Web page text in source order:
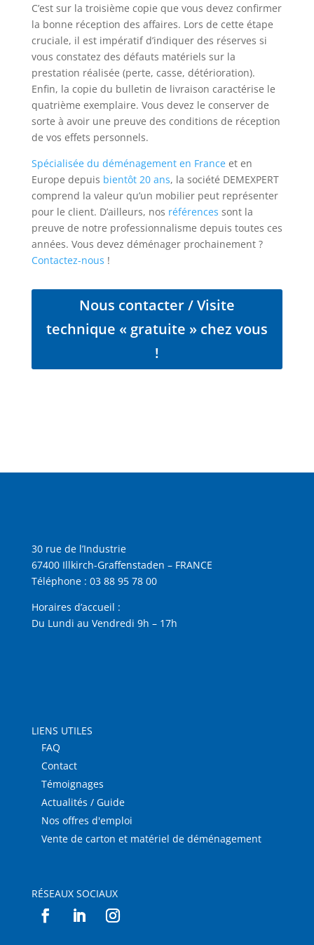
C’est sur la troisième copie que vous devez confirmer
la bonne réception des affaires. Lors de cette étape
cruciale, il est impératif d’indiquer des réserves si
vous constatez des défauts matériels sur la
prestation réalisée (perte, casse, détérioration).
Enfin, la copie du bulletin de livraison caractérise le
quatrième exemplaire. Vous devez le conserver de
sorte à avoir une preuve des conditions de réception
de vos effets personnels.
Spécialisée du déménagement en France et en
Europe depuis bientôt 20 ans, la société DEMEXPERT
comprend la valeur qu’un mobilier peut représenter
pour le client. D’ailleurs, nos références sont la
preuve de notre professionnalisme depuis toutes ces
années. Vous devez déménager prochainement ?
Contactez-nous !
Nous contacter / Visite
technique « gratuite » chez vous
!
30 rue de l’Industrie
67400 Illkirch-Graffenstaden – FRANCE
Téléphone : 03 88 95 78 00
Horaires d’accueil :
Du Lundi au Vendredi 9h – 17h
LIENS UTILES
FAQ
Contact
Témoignages
Actualités / Guide
Nos offres d'emploi
Vente de carton et matériel de déménagement
RÉSEAUX SOCIAUX